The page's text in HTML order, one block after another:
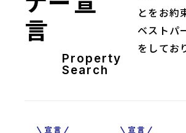
言
Property
Search
とをお約
ベストパ
をしてお